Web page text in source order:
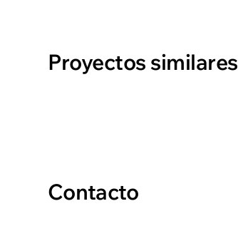
Proyectos similares